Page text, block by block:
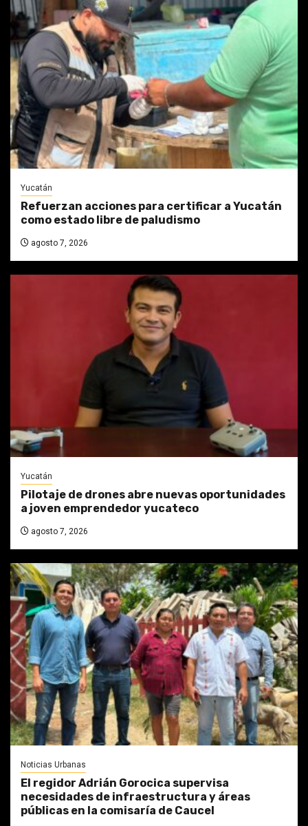
Yucatán
Refuerzan acciones para certificar a Yucatán
como estado libre de paludismo
agosto 7, 2026
Yucatán
Pilotaje de drones abre nuevas oportunidades
a joven emprendedor yucateco
agosto 7, 2026
Noticias Urbanas
El regidor Adrián Gorocica supervisa
necesidades de infraestructura y áreas
públicas en la comisaría de Caucel